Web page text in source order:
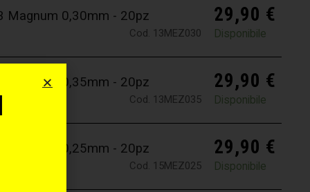
Magnum 0,30mm - 20pz
Cod. 13MEZ030
29,90 €
Disponibile
Magnum 0,35mm - 20pz
Cod. 13MEZ035
29,90 €
Disponibile
Magnum 0,25mm - 20pz
Cod. 15MEZ025
29,90 €
Disponibile